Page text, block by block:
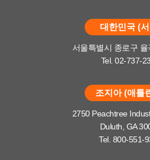
대한민국 (
서울특별시 종로구 율
Tel. 02-737-
조지아 (애틀
2750 Peachtree
Duluth, GA
Tel. 800-551-